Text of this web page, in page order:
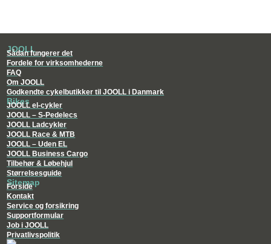
JOOLL
Sådan fungerer det
Fordele for virksomhederne
FAQ
Om JOOLL
Godkendte cykelbutikker til JOOLL i Danmark
Bikes
JOOLL el-cykler
JOOLL – S-Pedelecs
JOOLL Ladcykler
JOOLL Race & MTB
JOOLL – Uden EL
JOOLL Business Cargo
Tilbehør & Løbehjul
Størrelsesguide
Sitemap
Forside
Kontakt
Service og forsikring
Supportformular
Job i JOOLL
Privatlivspolitik